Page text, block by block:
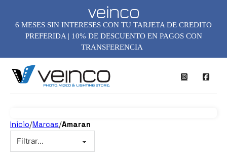
6 MESES SIN INTERESES CON TU TARJETA DE CREDITO
PREFERIDA | 10% DE DESCUENTO EN PAGOS CON
TRANSFERENCIA
Inicio/Marcas/Amaran